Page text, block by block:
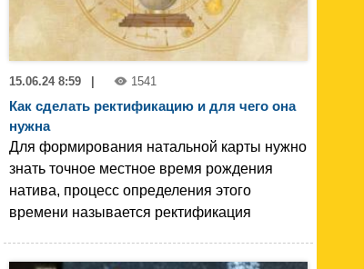
15.06.24 8:59 1541
Как сделать ректификацию и для чего она
нужна
Для формирования натальной карты нужно
знать точное местное время рождения
натива, процесс определения этого
времени называется ректификация